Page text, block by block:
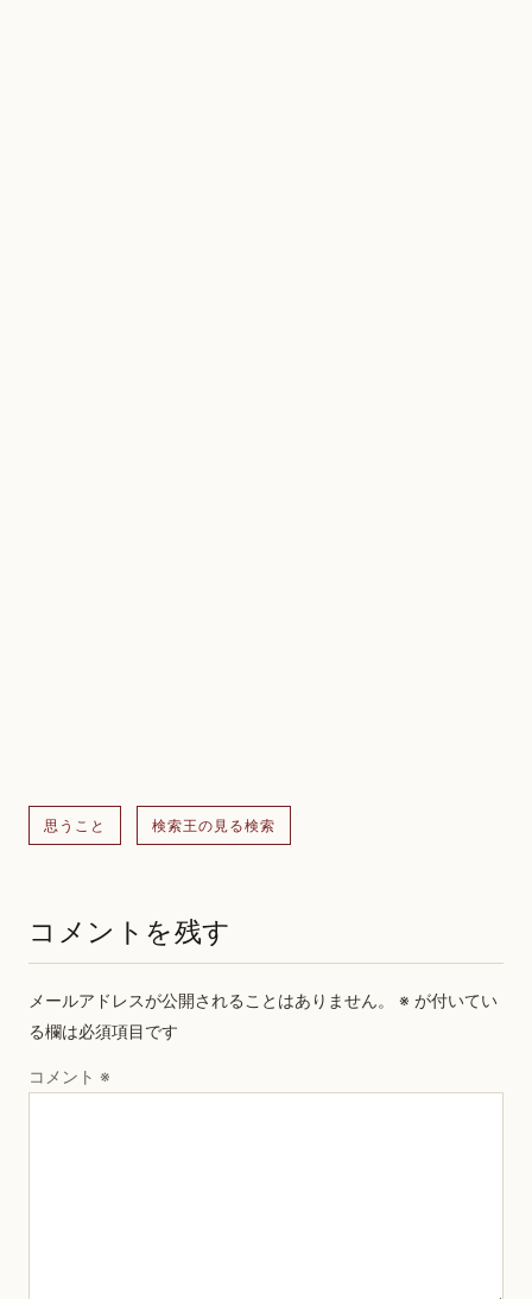
思うこと 検索王の見る検索
コメントを残す
メールアドレスが公開されることはありません。 ※ が付いてい
る欄は必須項目です
コメント ※